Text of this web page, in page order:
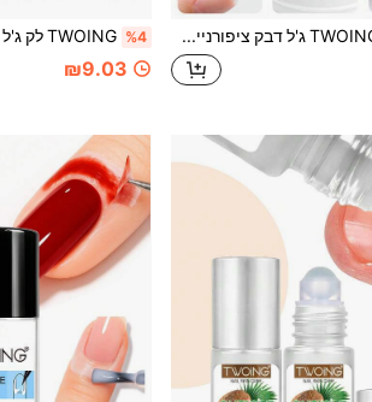
TWOING 25g ג'ל דבק ציפורניים מוצק בריח רענן – ג'ל שקוף לאחיזה חזקה לציפורניים נצמדות, קצות ציפורניים מלאכותיות ואבני חן, ג'ל אמנות ציפורניים UV/LED עמיד לאורך זמן לשימוש ביתי %4
₪9.03